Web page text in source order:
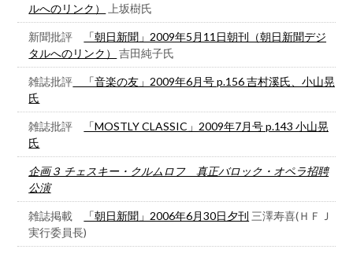
ルへのリンク）
上坂樹氏
新聞批評
「朝日新聞」2009年5月11日朝刊（朝日新聞デジ
タルへのリンク）
吉田純子氏
雑誌批評 「音楽の友」2009年6月号 p.156 吉村溪氏、小山晃
氏
雑誌批評
「MOSTLY CLASSIC」2009年7月号 p.143 小山晃
氏
企画３ チェスキー・クルムロフ 真正バロック・オペラ招聘
公演
雑誌掲載 「朝日新聞」2006年6月30日夕刊 三澤寿喜(ＨＦＪ
実行委員長)